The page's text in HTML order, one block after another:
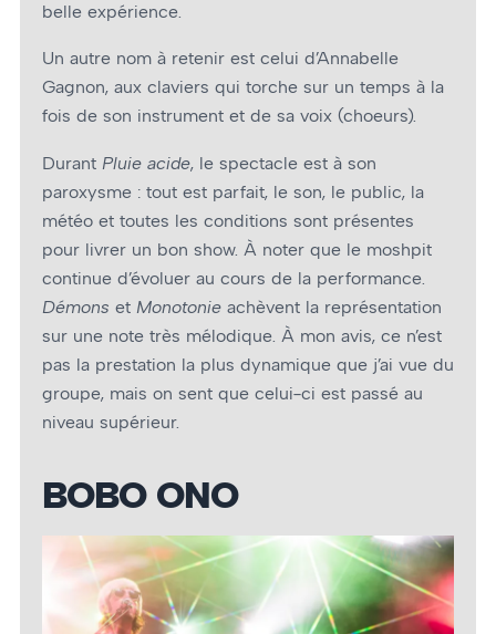
belle expérience.
Un autre nom à retenir est celui d’Annabelle
Gagnon, aux claviers qui torche sur un temps à la
fois de son instrument et de sa voix (choeurs).
Durant Pluie acide, le spectacle est à son
paroxysme : tout est parfait, le son, le public, la
météo et toutes les conditions sont présentes
pour livrer un bon show. À noter que le moshpit
continue d’évoluer au cours de la performance.
Démons et Monotonie achèvent la représentation
sur une note très mélodique. À mon avis, ce n’est
pas la prestation la plus dynamique que j’ai vue du
groupe, mais on sent que celui-ci est passé au
niveau supérieur.
BOBO ONO